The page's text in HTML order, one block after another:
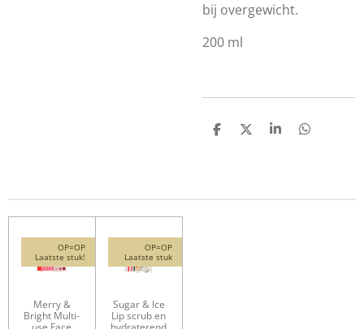
bij overgewicht.
200 ml
D
D
S
D
OP=OP
Laatste stuk!
Merry &
Bright Multi-
OP=OP
Laatste stuk
Sugar & Ice
Lip scrub en